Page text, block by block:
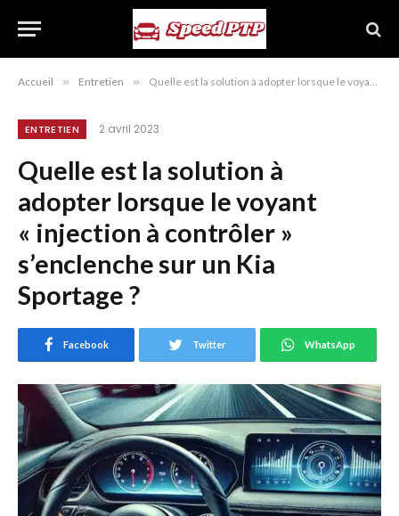
Accueil » Entretien » Quelle est la solution à adopter lorsque le voyant « injection à contrôler » s’enclenche sur un Kia Sportage ?
ENTRETIEN 2 avril 2023
Quelle est la solution à
adopter lorsque le voyant
« injection à contrôler »
s’enclenche sur un Kia
Sportage ?
Facebook Twitter WhatsApp